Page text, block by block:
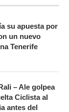
su apuesta por
un nuevo
Tenerife
– Ale golpea
Ciclista al
antes del